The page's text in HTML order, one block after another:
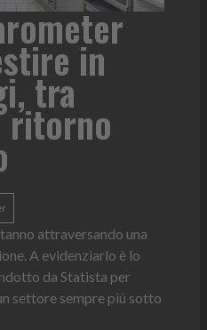
in
tra
ritorno
attraversando una
A evidenziarlo è lo
da Statista per
settore sempre più sotto